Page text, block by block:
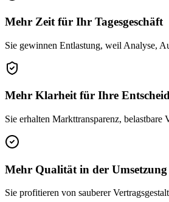
Mehr Zeit für Ihr Tagesgeschäft
Sie gewinnen Entlastung, weil Analyse,
Mehr Klarheit für Ihre
Sie erhalten Markttransparenz,
Mehr Qualität in der Umsetzung
Sie profitieren von sauberer